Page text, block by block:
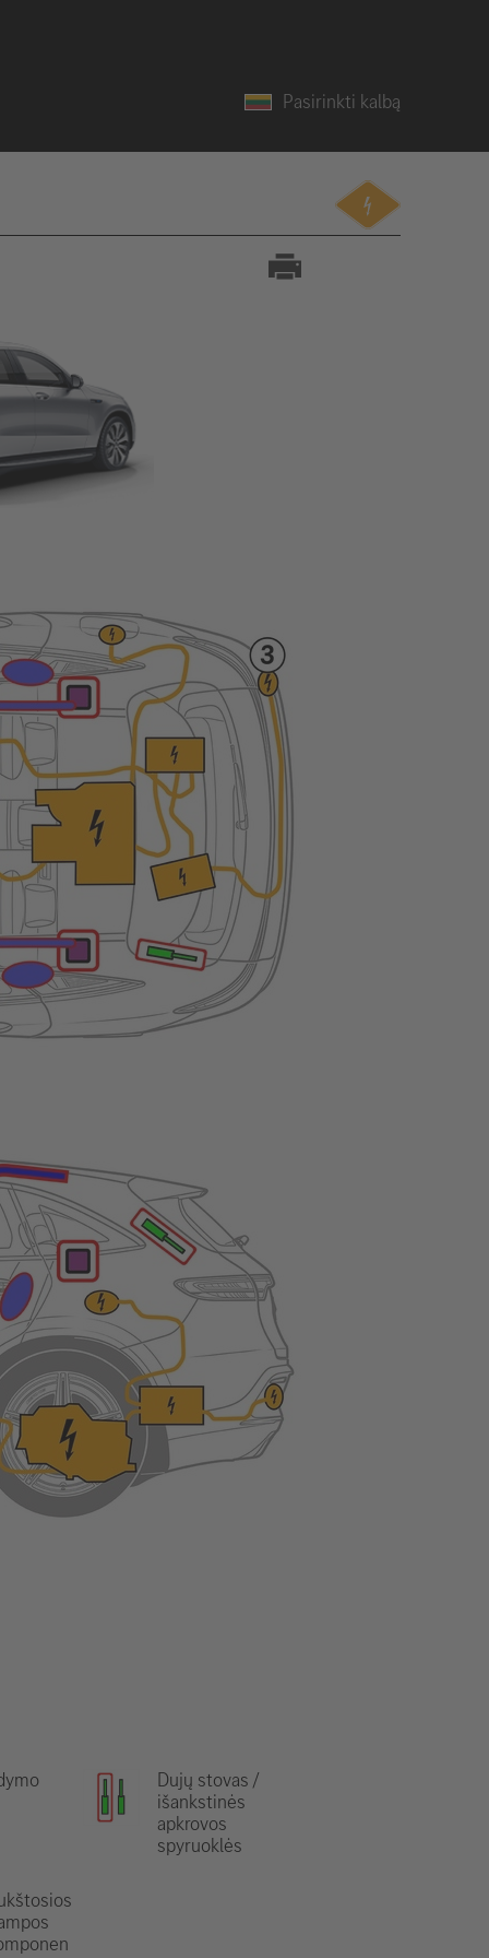
Pasirinkti kalbą
Dujų stovas /
išankstinės
apkrovos
spyruoklės